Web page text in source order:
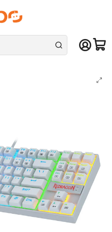
lunes a sábado en el gran
Teclados Mecánicos
Blanco - (K552W-RGB)